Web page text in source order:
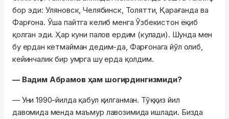
бор эди: Уляновск, Челябинск, Толятти, Қарағанда ва
Фарғона. Ўша пайтга келиб менга Ўзбекистон ёқиб
қолган эди. Ҳар куни палов ердим (кулади). Шунда мен
бу ердан кетмайман дедим-да, Фарғонага йўл олиб,
кейинчалик бир умрга шу ерда қолдим.
— Вадим Абрамов ҳам шогирдингизмиди?
— Уни 1990-йилда қабул қилганман. Тўққиз йил
давомида менда маъмур лавозимида ишлади. Бизда